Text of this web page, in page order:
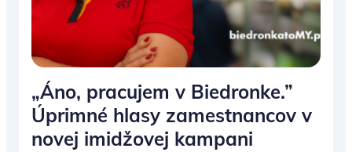
„Áno, pracujem v Biedronke.”
Úprimné hlasy zamestnancov v
novej imidžovej kampani